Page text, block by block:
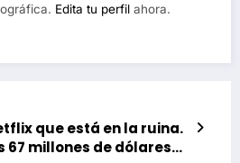
Edita tu perfil ahora.
que está en la ruina.
67 millones de dólares